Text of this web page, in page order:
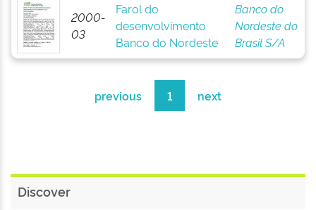
2000-
03
Farol do
desenvolvimento
Banco do Nordeste
Banco do
Nordeste do
Brasil S/A
previous 1 next
Discover